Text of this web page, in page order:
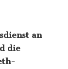
an
die